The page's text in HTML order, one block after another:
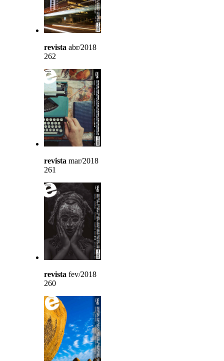
revista abr/2018
262
revista mar/2018
261
revista fev/2018
260